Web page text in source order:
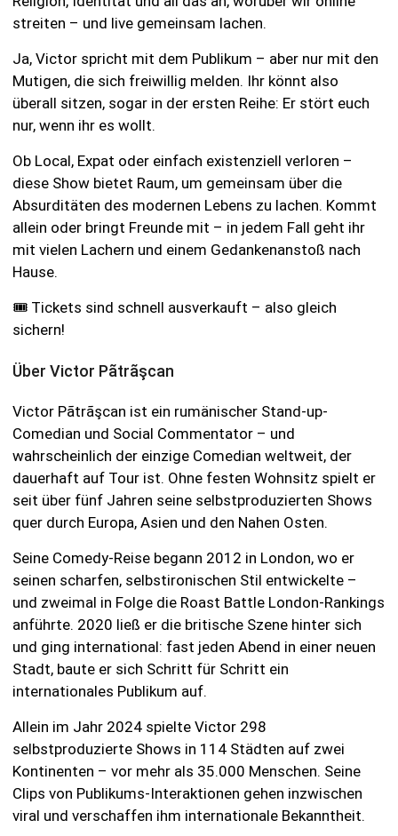
streiten – und live gemeinsam lachen.
Ja, Victor spricht mit dem Publikum – aber nur mit den
Mutigen, die sich freiwillig melden. Ihr könnt also
überall sitzen, sogar in der ersten Reihe: Er stört euch
nur, wenn ihr es wollt.
Ob Local, Expat oder einfach existenziell verloren –
diese Show bietet Raum, um gemeinsam über die
Absurditäten des modernen Lebens zu lachen. Kommt
allein oder bringt Freunde mit – in jedem Fall geht ihr
mit vielen Lachern und einem Gedankenanstoß nach
Hause.
🎟️ Tickets sind schnell ausverkauft – also gleich
sichern!
Über Victor Pãtrãşcan
Victor Pãtrãşcan ist ein rumänischer Stand-up-
Comedian und Social Commentator – und
wahrscheinlich der einzige Comedian weltweit, der
dauerhaft auf Tour ist. Ohne festen Wohnsitz spielt er
seit über fünf Jahren seine selbstproduzierten Shows
quer durch Europa, Asien und den Nahen Osten.
Seine Comedy-Reise begann 2012 in London, wo er
seinen scharfen, selbstironischen Stil entwickelte –
und zweimal in Folge die Roast Battle London-Rankings
anführte. 2020 ließ er die britische Szene hinter sich
und ging international: fast jeden Abend in einer neuen
Stadt, baute er sich Schritt für Schritt ein
internationales Publikum auf.
Allein im Jahr 2024 spielte Victor 298
selbstproduzierte Shows in 114 Städten auf zwei
Kontinenten – vor mehr als 35.000 Menschen. Seine
Clips von Publikums-Interaktionen gehen inzwischen
viral und verschaffen ihm internationale Bekanntheit.